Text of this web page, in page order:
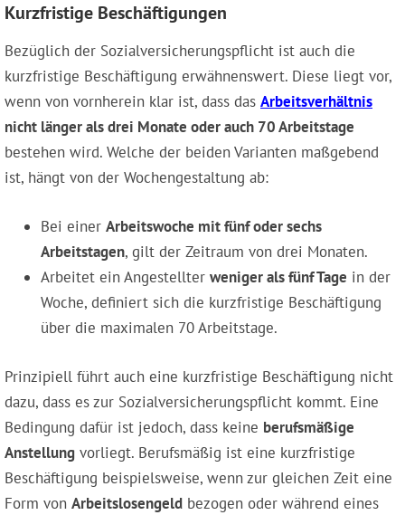
Kurzfristige Beschäftigungen
Bezüglich der Sozialversicherungspflicht ist auch die
kurzfristige Beschäftigung erwähnenswert. Diese liegt vor,
wenn von vornherein klar ist, dass das Arbeitsverhältnis
nicht länger als drei Monate oder auch 70 Arbeitstage
bestehen wird. Welche der beiden Varianten maßgebend
ist, hängt von der Wochengestaltung ab:
Bei einer Arbeitswoche mit fünf oder sechs
Arbeitstagen, gilt der Zeitraum von drei Monaten.
Arbeitet ein Angestellter weniger als fünf Tage in der
Woche, definiert sich die kurzfristige Beschäftigung
über die maximalen 70 Arbeitstage.
Prinzipiell führt auch eine kurzfristige Beschäftigung nicht
dazu, dass es zur Sozialversicherungspflicht kommt. Eine
Bedingung dafür ist jedoch, dass keine berufsmäßige
Anstellung vorliegt. Berufsmäßig ist eine kurzfristige
Beschäftigung beispielsweise, wenn zur gleichen Zeit eine
Form von Arbeitslosengeld bezogen oder während eines